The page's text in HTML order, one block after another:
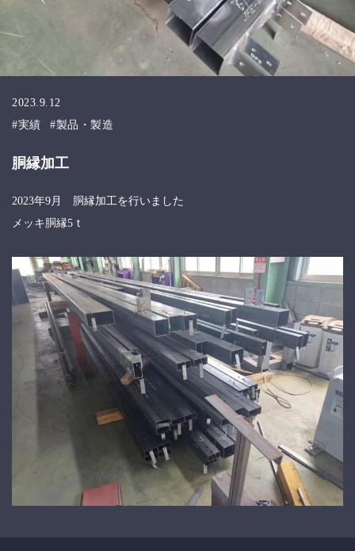
2023.9.12
実績
製品・製造
胴縁加工
2023年9月 胴縁加工を行いました
メッキ胴縁5ｔ